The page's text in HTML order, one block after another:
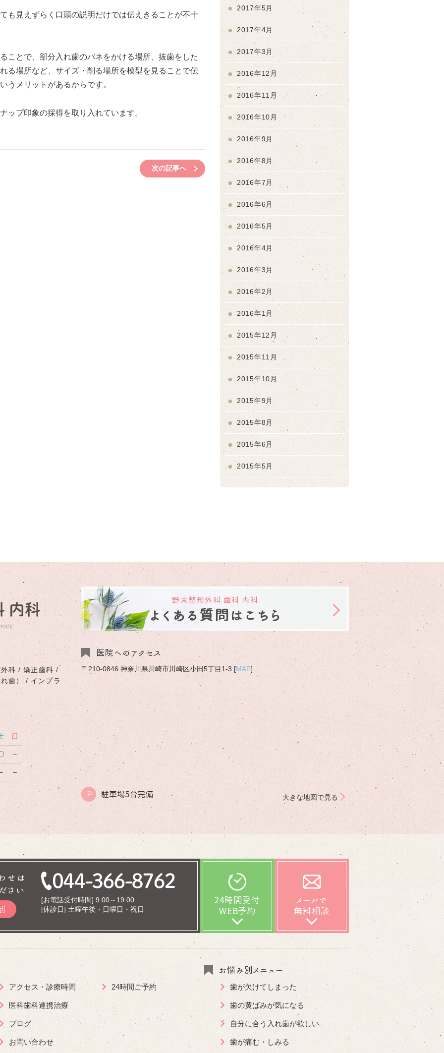
も見えずらく口頭の説明だけでは伝えきることが不十
ことで、部分入れ歯のバネをかける場所、抜歯をした
る場所など、サイズ・削る場所を模型を見ることで伝
うメリットがあるからです。
ップ印象の採得を取り入れています。
次の記事へ
2017年5月
2017年4月
2017年3月
2016年12月
2016年11月
2016年10月
2016年9月
2016年8月
2016年7月
2016年6月
2016年5月
2016年4月
2016年3月
2016年2月
2016年1月
2015年12月
2015年11月
2015年10月
2015年9月
2015年8月
2015年6月
2015年5月
野末整形外科 歯科 内科
よくある質問はこちら
科 / 矯正歯科 /
歯） / インプラ
日
–
–
医院へのアクセス
〒210-0846 神奈川県川崎市川崎区小田5丁目1-3 [MAP]
P 駐車場5台完備 大きな地図で見る
せは
さい
[お電話受付時間] 9:00～19:00
[休診日] 土曜午後・日曜日・祝日
24時間受付
WEB予約
メールで
無料相談
アクセス・診療時間
医科歯科連携治療
ブログ
お問い合わせ
24時間ご予約
お悩み別メニュー
歯が欠けてしまった
歯の黄ばみが気になる
自分に合う入れ歯が欲しい
歯が痛む・しみる